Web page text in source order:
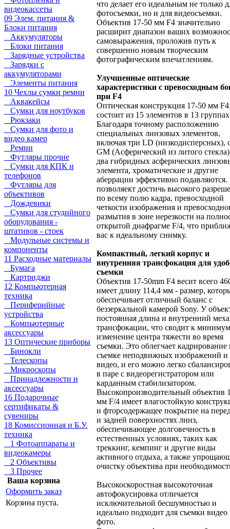
видеокассеты
09 Элем. питания &
Блоки питания
Аккумуляторы
Блоки питания
Зарядные устройства
Зарядки с
аккумуляторами
Элементы питания
10 Чехлы сумки ремни
Аквакейсы
Сумки для ноутбуков
Рюкзаки
Сумки для фото и
видео камер
Ремни
Футляры прочие
Сумки для КПК и
телефонов
Футляры для
объективов
Дождевики
Сумки для студийного
оборудования -
штативов - стоек
Модульные системы и
компоненты
11 Расходные материалы
Бумага
Картриджи
12 Компьютерная
техника
Периферийные
устройства
Компьютерные
аксессуары
13 Оптические приборы
Бинокли
Телескопы
Микроскопы
Принадлежности и
аксессуары
16 Подарочные
сертификаты &
сувениры
18 Комиссионная и Б.У.
техника
1 Фотоаппараты и
видеокамеры
2 Объективы
3 Прочее
Ваша корзина
Оформить заказ
Корзина пуста.
что делает его идеальным не только
фотосъемки, но и для видеосъемки.
Объектив 17-50 мм F4 значительно
расширит диапазон ваших
самовыражения, проложив путь к
совершенно новым творческим
фотографическим впечатлениям.
Улучшенные оптические
характеристики с превосходным
при F4
Оптическая конструкция 17-50 мм F4
состоит из 15 элементов в 13
Благодаря точному расположению
специальных линзовых элементов,
включая три LD (низкодисперсных),
GM (Aсферический из литого
два гибридных асферических
элемента, хроматические и другие
аберрации эффективно подавляются.
позволяект достичь высокого
по всему полю кадра, превосходной
четкости изображения и
размытия в зоне нерезкости на
открытой диафрагме F/4, что
вас к идеальному снимку.
Компактный, легкий корпус и
внутренняя трансфокация для
съемки
Объектив 17-50mm F4 весит всего
имеет длину 114,4 мм - размер,
обеспечивает отличный баланс c
беззеркальной камерой Sony. У
постоянная длина и внутренний
трансфокации, что сводит к
изменение центра тяжести во время
съемки. Это облегчает кадрирование
съемке неподвижных изображений и
видео, и его можно легко
в паре с видеорегистратором или
карданным стабилизатором.
Высокопроизводительный объектив
мм F/4 имеет влагостойкую
и фторсодержащее покрытие на
и задней поверхностях линз,
обеспечивающее долговечность в
естественных условиях, таких как
треккинг, кемпинг и другие виды
активного отдыха, а также
очистку объектива при
Высокоскоростная высокоточная
автофокусировка отличается
исключительной бесшумностью и
идеально подходит для съемки видео
фото.